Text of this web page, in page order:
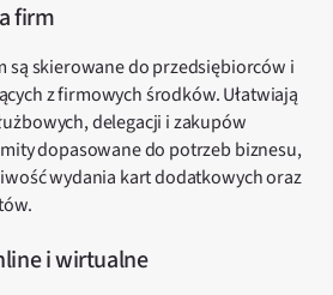
firm
są skierowane do przedsiębiorców i
z firmowych środków. Ułatwiają
delegacji i zakupów
dopasowane do potrzeb biznesu,
wydania kart dodatkowych oraz
i wirtualne